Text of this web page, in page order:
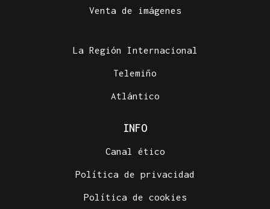
Venta de imágenes
La Región Internacional
Telemiño
Atlántico
INFO
Canal ético
Política de privacidad
Política de cookies